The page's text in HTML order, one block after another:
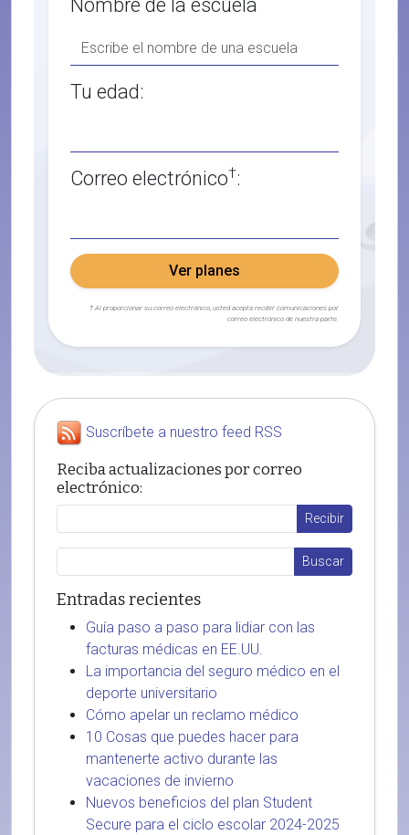
Nombre de la escuela
Tu edad:
Correo electrónico†:
Ver planes
† Al proporcionar su correo electrónico, usted acepta recibir comunicaciones por
correo electrónico de nuestra parte.
Suscríbete a nuestro feed RSS
Reciba actualizaciones por correo
electrónico:
Entradas recientes
Guía paso a paso para lidiar con las
facturas médicas en EE.UU.
La importancia del seguro médico en el
deporte universitario
Cómo apelar un reclamo médico
10 Cosas que puedes hacer para
mantenerte activo durante las
vacaciones de invierno
Nuevos beneficios del plan Student
Secure para el ciclo escolar 2024-2025